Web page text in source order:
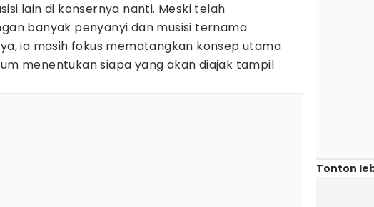
lain di konsernya nanti. Meski telah
banyak penyanyi dan musisi ternama
ia masih fokus mematangkan konsep utama
menentukan siapa yang akan diajak tampil
Tonton